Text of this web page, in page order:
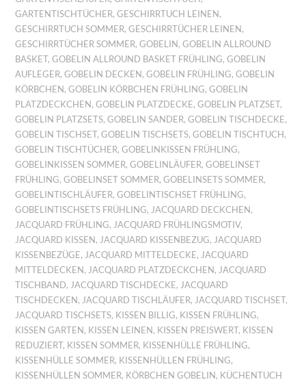
GARTENTISCHTÜCHER,GESCHIRRTUCH LEINEN ,
GESCHIRRTUCH SOMMER,GESCHIRRTÜCHER LEINEN ,
GESCHIRRTÜCHER SOMMER,GOBELIN ,GOBELIN ALLROUND
BASKET,GOBELIN ALLROUND BASKET FRÜHLING,GOBELIN
AUFLEGER,GOBELIN DECKEN ,GOBELIN FRÜHLING,GOBELIN
KÖRBCHEN ,GOBELIN KÖRBCHEN FRÜHLING,GOBELIN
PLATZDECKCHEN ,GOBELIN PLATZDECKE,GOBELIN PLATZSET,
GOBELIN PLATZSETS,GOBELIN SANDER,GOBELIN TISCHDECKE,
GOBELIN TISCHSET,GOBELIN TISCHSETS,GOBELIN TISCHTUCH ,
GOBELIN TISCHTÜCHER,GOBELINKISSEN FRÜHLING,
GOBELINKISSEN SOMMER,GOBELINLÄUFER,GOBELINSET
FRÜHLING,GOBELINSET SOMMER,GOBELINSETS SOMMER,
GOBELINTISCHLÄUFER,GOBELINTISCHSET FRÜHLING,
GOBELINTISCHSETS FRÜHLING, JACQUARD DECKCHEN ,
JACQUARD FRÜHLING, JACQUARD FRÜHLINGSMOTIV,
JACQUARD KISSEN , JACQUARD KISSENBEZUG, JACQUARD
KISSENBEZÜGE, JACQUARD MITTELDECKE, JACQUARD
MITTELDECKEN , JACQUARD PLATZDECKCHEN , JACQUARD
TISCHBAND, JACQUARD TISCHDECKE, JACQUARD
TISCHDECKEN , JACQUARD TISCHLÄUFER, JACQUARD TISCHSET,
JACQUARD TISCHSETS, KISSEN BILLIG, KISSEN FRÜHLING,
KISSEN GARTEN , KISSEN LEINEN , KISSEN PREISWERT, KISSEN
REDUZIERT, KISSEN SOMMER, KISSENHÜLLE FRÜHLING,
KISSENHÜLLE SOMMER, KISSENHÜLLEN FRÜHLING,
KISSENHÜLLEN SOMMER, KÖRBCHEN GOBELIN , KÜCHENTUCH